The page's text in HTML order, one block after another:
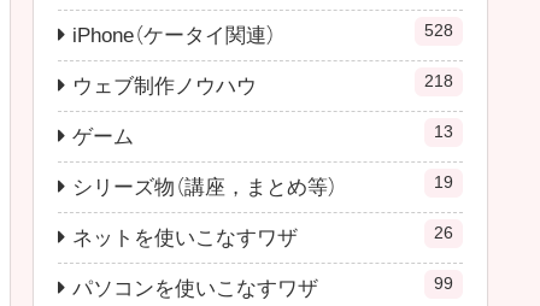
iPhone（ケータイ関連） 528
ウェブ制作ノウハウ 218
ゲーム 13
シリーズ物（講座，まとめ等） 19
ネットを使いこなすワザ 26
パソコンを使いこなすワザ 99